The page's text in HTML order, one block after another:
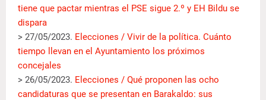
tiene que pactar mientras el PSE sigue 2.º y EH Bildu se
dispara
> 27/05/2023. Elecciones / Vivir de la política. Cuánto
tiempo llevan en el Ayuntamiento los próximos
concejales
> 26/05/2023. Elecciones / Qué proponen las ocho
candidaturas que se presentan en Barakaldo: sus